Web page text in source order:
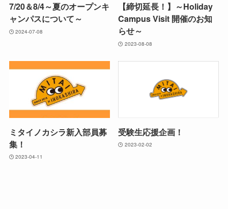
7/20＆8/4～夏のオープンキ
ャンパスについて～
2024-07-08
【締切延長！】～Holiday
Campus Visit 開催のお知
らせ～
2023-08-08
ミタイノカシラ新入部員募
集！
2023-04-11
受験生応援企画！
2023-02-02